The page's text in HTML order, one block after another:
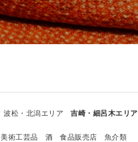
波松・北潟エリア 吉崎・細呂木エリア
美術工芸品 酒 食品販売店 魚介類